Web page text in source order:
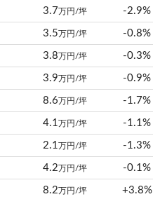
3.7 万円/坪 -2.9%
3.5 万円/坪 -0.8%
3.8 万円/坪 -0.3%
3.9 万円/坪 -0.9%
8.6 万円/坪 -1.7%
4.1 万円/坪 -1.1%
2.1 万円/坪 -1.3%
4.2 万円/坪 -0.1%
8.2 万円/坪 +3.8%